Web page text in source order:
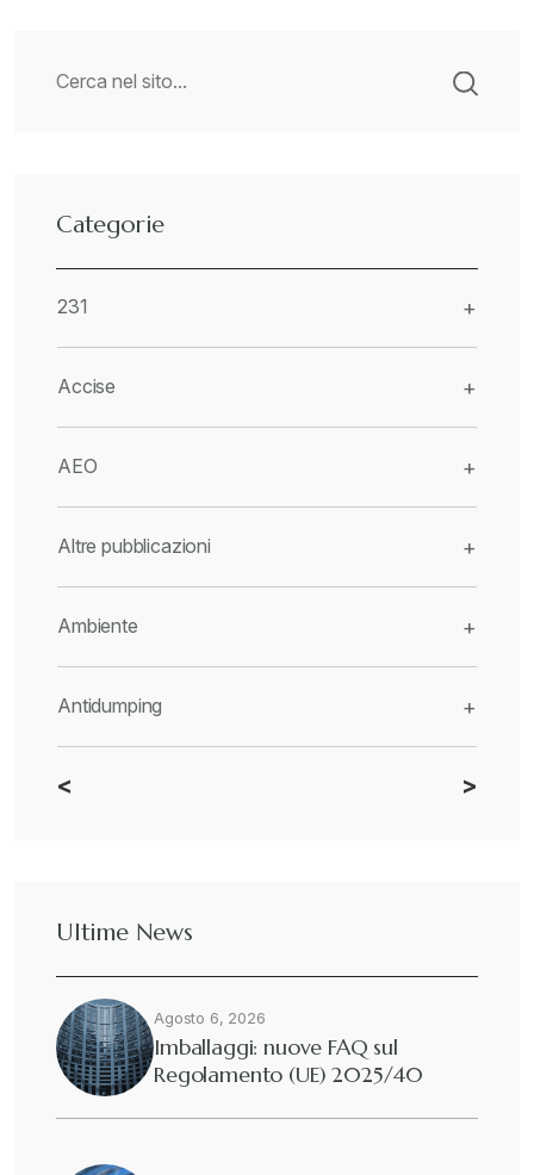
Categorie
231 +
Accise +
AEO +
Altre pubblicazioni +
Ambiente +
Antidumping +
CBAM +
Deforestazione
Diritto tributario internazionale
< >
Ultime News
Agosto 6, 2026
Imballaggi: nuove FAQ sul
Regolamento (UE) 2025/40